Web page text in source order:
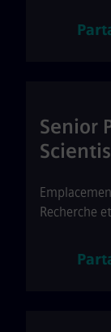
Senior
Recherche